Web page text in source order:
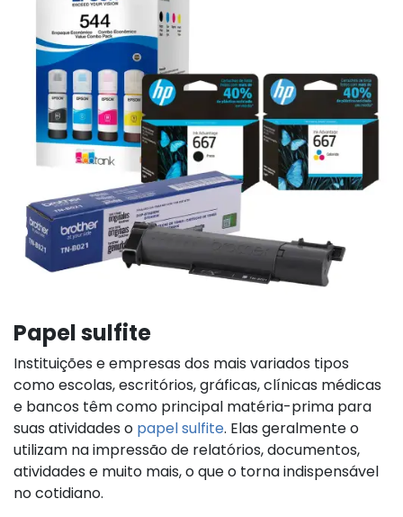
Papel sulfite
Instituições e empresas dos mais variados tipos
como escolas, escritórios, gráficas, clínicas médicas
e bancos têm como principal matéria-prima para
suas atividades o papel sulfite. Elas geralmente o
utilizam na impressão de relatórios, documentos,
atividades e muito mais, o que o torna indispensável
no cotidiano.